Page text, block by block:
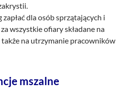
zapłać dla osób sprzątających i
wszystkie ofiary składane na
na utrzymanie pracowników
mszalne